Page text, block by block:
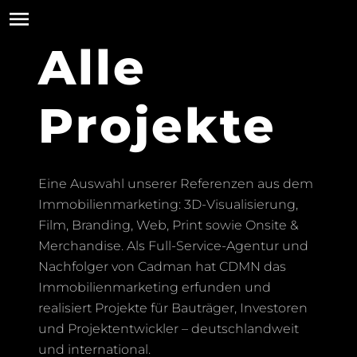
Alle
Projekte
Eine Auswahl unserer Referenzen aus dem
Immobilienmarketing: 3D-Visualisierung,
Film, Branding, Web, Print sowie Onsite &
Merchandise. Als Full-Service-Agentur und
Nachfolger von Cadman hat CDMN das
Immobilienmarketing erfunden und
realisiert Projekte für Bauträger, Investoren
und Projektentwickler – deutschlandweit
und international.